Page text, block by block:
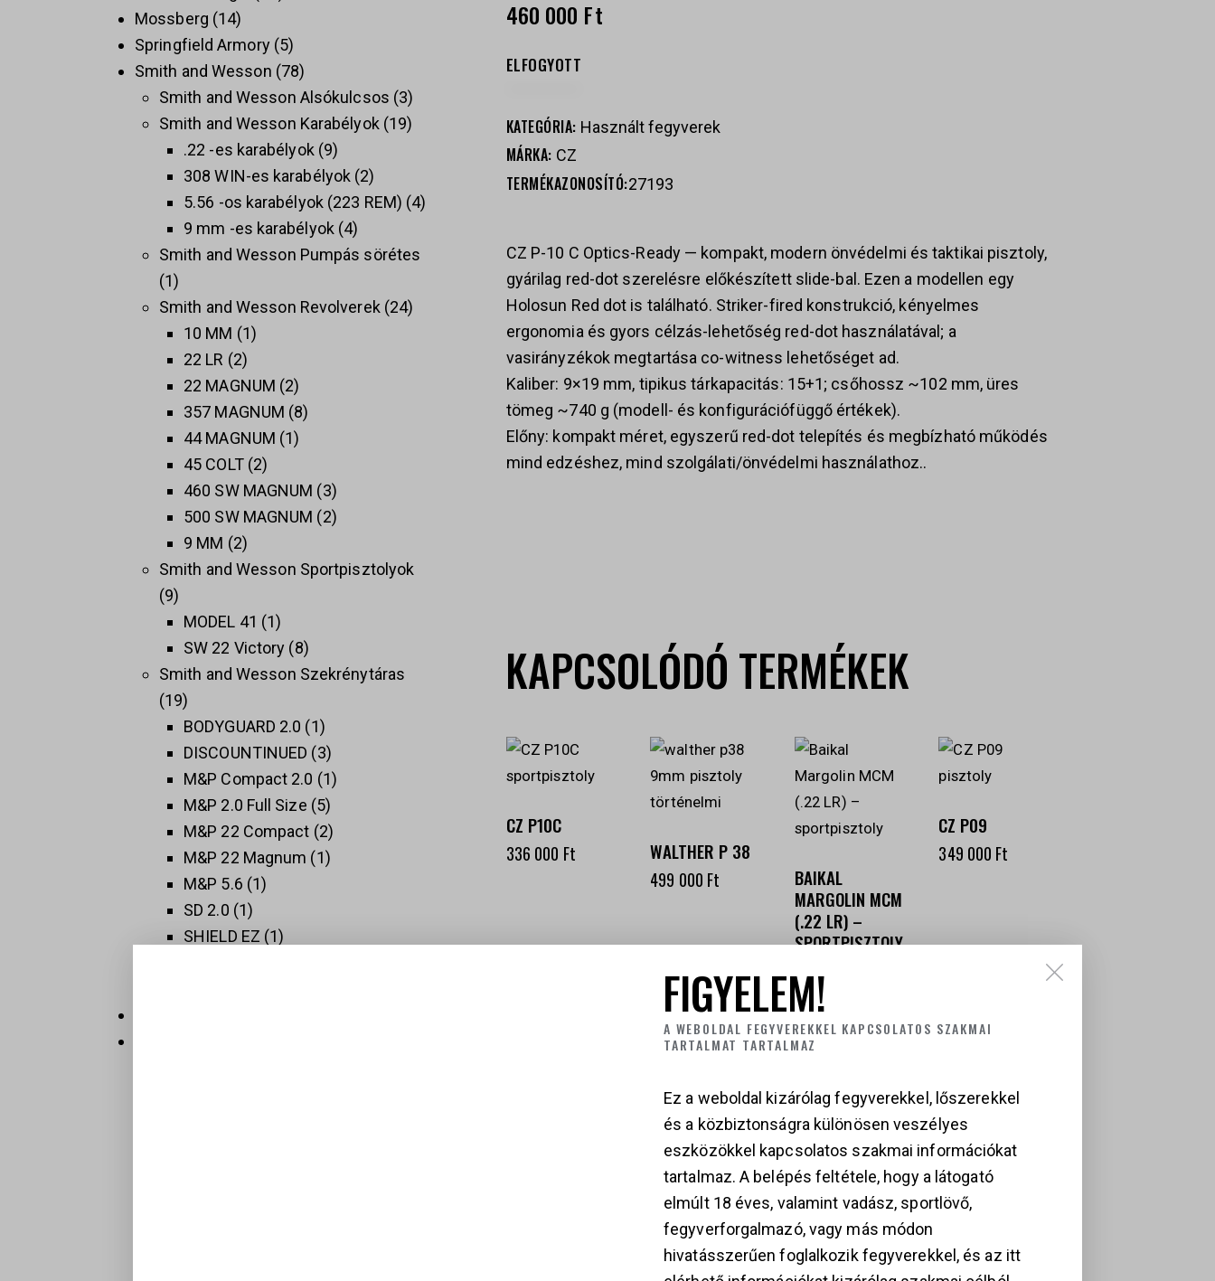
460 000 Ft
ELFOGYOTT
KATEGÓRIA: Használt fegyverek
MÁRKA: CZ
TERMÉKAZONOSÍTÓ:27193
CZ P-10 C Optics-Ready — kompakt, modern önvédelmi és taktikai pisztoly,
gyárilag red-dot szerelésre előkészített slide-bal. Ezen a modellen egy
Holosun Red dot is található. Striker-fired konstrukció, kényelmes
ergonomia és gyors célzás-lehetőség red-dot használatával; a
vasirányzékok megtartása co-witness lehetőséget ad.
Kaliber: 9×19 mm, tipikus tárkapacitás: 15+1; csőhossz ~102 mm, üres
tömeg ~740 g (modell- és konfigurációfüggő értékek).
Előny: kompakt méret, egyszerű red-dot telepítés és megbízható működés
mind edzéshez, mind szolgálati/önvédelmi használathoz..
KAPCSOLÓDÓ TERMÉKEK
CZ P10C
336 000 Ft WALTHER P 38
499 000 Ft
BAIKAL
MARGOLIN MCM
(.22 LR) –
SPORTPISZTOLY
329 000
CZ P09
349 000 Ft
Mossberg 14
Springfield Armory 5
Smith and Wesson 78
Smith and Wesson Alsókulcsos 3
Smith and Wesson Karabélyok 19
.22 -es karabélyok 9
308 WIN-es karabélyok 2
5.56 -os karabélyok (223 REM) 4
9 mm -es karabélyok 4
Smith and Wesson Pumpás sörétes
1
Smith and Wesson Revolverek 24
10 MM 1
22 LR 2
22 MAGNUM 2
357 MAGNUM 8
44 MAGNUM 1
45 COLT 2
460 SW MAGNUM
3
500 SW MAGNUM
2
9 MM 2
Smith and Wesson Sportpisztolyok
9
MODEL 41
1
SW 22 Victory 8
Smith and Wesson Szekrénytáras
19
BODYGUARD 2.0
1
DISCOUNTINUED
3
M&P Compact 2.0 1
M&P 2.0 Full Size 5
M&P 22 Compact 2
M&P 22 Magnum
1
M&P 5.6 1
SD 2.0 1
SHIELD EZ 1
FIGYELEM!
A WEBOLDAL FEGYVEREKKEL KAPCSOLATOS SZAKMAI
TARTALMAT TARTALMAZ
Ez a weboldal kizárólag fegyverekkel, lőszerekkel
és a közbiztonságra különösen veszélyes
eszközökkel kapcsolatos szakmai információkat
tartalmaz. A belépés feltétele, hogy a látogató
elmúlt 18 éves, valamint vadász, sportlövő,
fegyverforgalmazó, vagy más módon
hivatásszerűen foglalkozik fegyverekkel, és az itt